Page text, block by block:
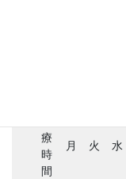
療
時
間
月 火 水